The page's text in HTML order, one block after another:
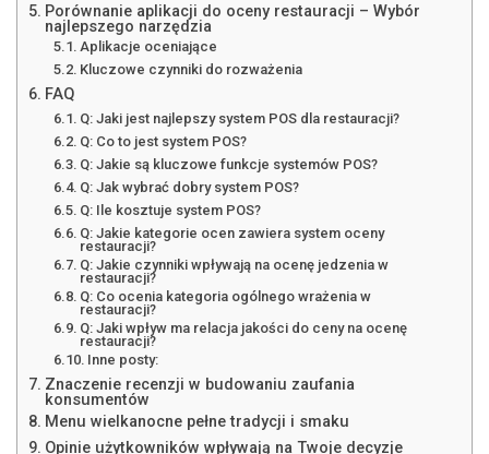
Porównanie aplikacji do oceny restauracji – Wybór
najlepszego narzędzia
Aplikacje oceniające
Kluczowe czynniki do rozważenia
FAQ
Q: Jaki jest najlepszy system POS dla restauracji?
Q: Co to jest system POS?
Q: Jakie są kluczowe funkcje systemów POS?
Q: Jak wybrać dobry system POS?
Q: Ile kosztuje system POS?
Q: Jakie kategorie ocen zawiera system oceny
restauracji?
Q: Jakie czynniki wpływają na ocenę jedzenia w
restauracji?
Q: Co ocenia kategoria ogólnego wrażenia w
restauracji?
Q: Jaki wpływ ma relacja jakości do ceny na ocenę
restauracji?
Inne posty:
Znaczenie recenzji w budowaniu zaufania
konsumentów
Menu wielkanocne pełne tradycji i smaku
Opinie użytkowników wpływają na Twoje decyzje